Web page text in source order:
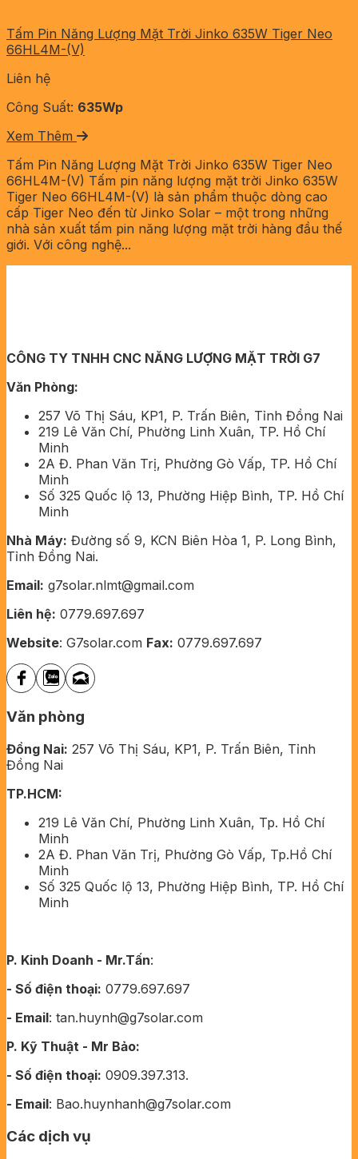
Tấm Pin Năng Lượng Mặt Trời Jinko 635W Tiger Neo
66HL4M-(V)
Liên hệ
Công Suất: 635Wp
Xem Thêm
Tấm Pin Năng Lượng Mặt Trời Jinko 635W Tiger Neo
66HL4M-(V) Tấm pin năng lượng mặt trời Jinko 635W
Tiger Neo 66HL4M-(V) là sản phẩm thuộc dòng cao
cấp Tiger Neo đến từ Jinko Solar – một trong những
nhà sản xuất tấm pin năng lượng mặt trời hàng đầu thế
giới. Với công nghệ...
CÔNG TY TNHH CNC NĂNG LƯỢNG MẶT TRỜI G7
Văn Phòng:
257 Võ Thị Sáu, KP1, P. Trấn Biên, Tỉnh Đồng Nai
219 Lê Văn Chí, Phường Linh Xuân, TP. Hồ Chí
Minh
2A Đ. Phan Văn Trị, Phường Gò Vấp, TP. Hồ Chí
Minh
Số 325 Quốc lộ 13, Phường Hiệp Bình, TP. Hồ Chí
Minh
Nhà Máy: Đường số 9, KCN Biên Hòa 1, P. Long Bình,
Tỉnh Đồng Nai.
Email: g7solar.nlmt@gmail.com
Liên hệ: 0779.697.697
Website: G7solar.com Fax: 0779.697.697
Văn phòng
Đồng Nai: 257 Võ Thị Sáu, KP1, P. Trấn Biên, Tỉnh
Đồng Nai
TP.HCM:
219 Lê Văn Chí, Phường Linh Xuân, Tp. Hồ Chí
Minh
2A Đ. Phan Văn Trị, Phường Gò Vấp, Tp.Hồ Chí
Minh
Số 325 Quốc lộ 13, Phường Hiệp Bình, TP. Hồ Chí
Minh
P. Kinh Doanh - Mr.Tấn:
- Số điện thoại: 0779.697.697
- Email: tan.huynh@g7solar.com
P. Kỹ Thuật - Mr Bảo:
- Số điện thoại: 0909.397.313.
- Email: Bao.huynhanh@g7solar.com
Các dịch vụ